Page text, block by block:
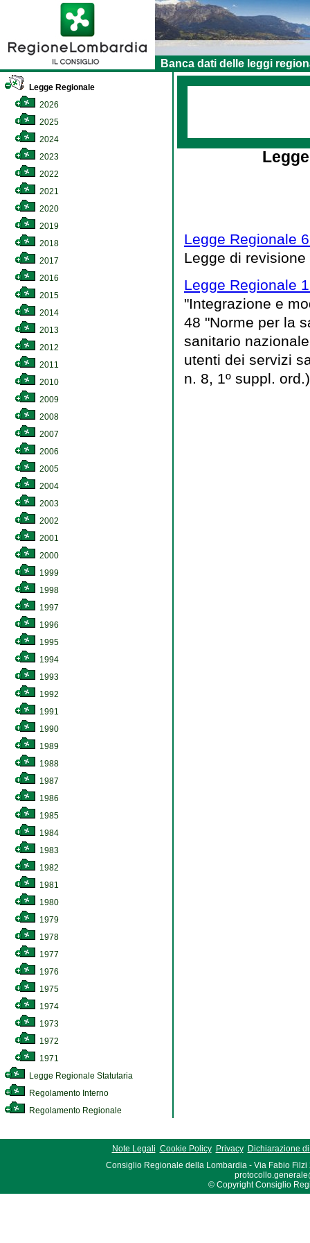
Banca dati delle leggi
Legge Regionale
2026
2025
2024
2023
2022
2021
2020
2019
2018
2017
2016
2015
2014
2013
2012
2011
2010
2009
2008
2007
2006
2005
2004
2003
2002
2001
2000
1999
1998
1997
1996
1995
1994
1993
1992
1991
1990
1989
1988
1987
1986
1985
1984
1983
1982
1981
1980
1979
1978
1977
1976
1975
1974
1973
1972
1971
Legge Regionale Statutaria
Regolamento Interno
Regolamento Regionale
Legge Regionale
Legge di
Legge Regionale
"Integrazione e
48 "Norme per la
sanitario
utenti dei servizi
n. 8, 1º suppl. ord.)
Note Legali Cookie Policy Privacy
Dichiarazione
Consiglio Regionale della Lombardia - Via Fabio Filzi
© Copyright Consiglio